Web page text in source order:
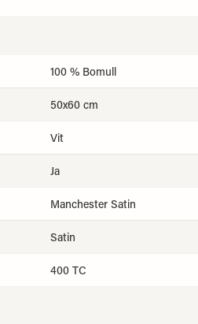
100 % Bomull
50x60 cm
Vit
Ja
Manchester Satin
Satin
400 TC